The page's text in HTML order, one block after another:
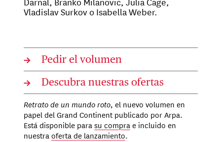
Vladislav Surkov o Isabella Weber.
→ Pedir el volumen
→ Descubra nuestras ofertas
Retrato de un mundo roto, el nuevo volumen en
papel del Grand Continent publicado por Arpa.
Está disponible parasu comprae incluido en
nuestraoferta de lanzamiento.